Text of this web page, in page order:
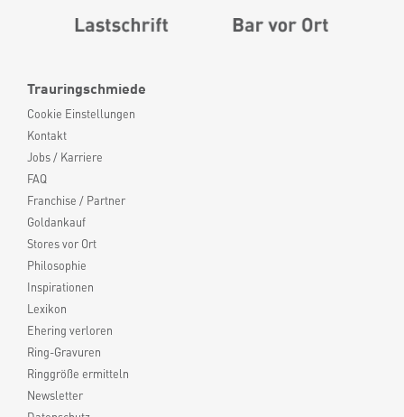
Trauringschmiede
Cookie Einstellungen
Kontakt
Jobs / Karriere
FAQ
Franchise / Partner
Goldankauf
Stores vor Ort
Philosophie
Inspirationen
Lexikon
Ehering verloren
Ring-Gravuren
Ringgröße ermitteln
Newsletter